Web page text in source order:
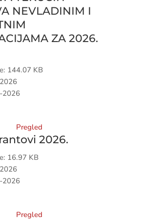
NEVLADINIM I
ZA 2026.
144.07 KB
2026
Pregled
2026.
16.97 KB
2026
Pregled